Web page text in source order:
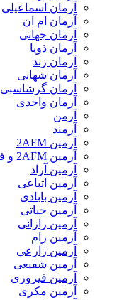
آرمان اسماعیلی
آرمان ام ان
آرمان جهانی
آرمان ذویا
آرمان زند
آرمان شهابی
آرمان گرشاسبی
آرمان واحدی
آرمن
آرمند
آرمین 2AFM
آرمین 2AFM و فریدون آسرایی
آرمین آراد
آرمین اتباعی
آرمین بابادی
آرمین حیاتی
آرمین رازانی
آرمین رام
آرمین زارعی
آرمین شفیعی
آرمین فیروزی
آرمین مکری